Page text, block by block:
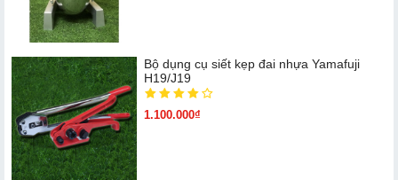
Bộ dụng cụ siết kẹp đai nhựa Yamafuji
H19/J19
1.100.000₫